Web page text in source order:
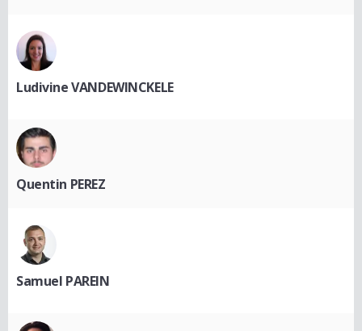
Ludivine VANDEWINCKELE
Quentin PEREZ
Samuel PAREIN